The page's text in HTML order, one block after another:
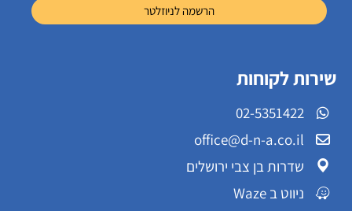
שירות לקוחות
02-5351422
office@d-n-a.co.il
שדרות בן צבי ירושלים
ניווט ב Waze